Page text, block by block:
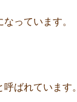
っています。
ばれています。